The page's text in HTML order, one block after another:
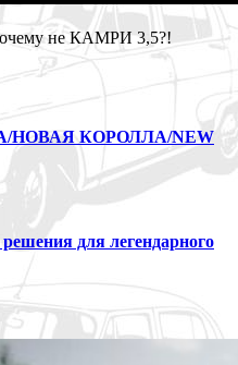
не КАМРИ 3,5?!
КОРОЛЛА/NEW
для легендарного